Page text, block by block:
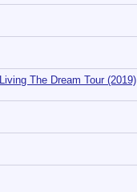
The Dream Tour (2019)